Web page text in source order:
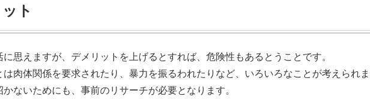
ト
思えますが、デメリットを上げるとすれば、危険性もあるとうことです。
肉体関係を要求されたり、暴力を振るわれたりなど、いろいろなことが考えられ
ないためにも、事前のリサーチが必要となります。